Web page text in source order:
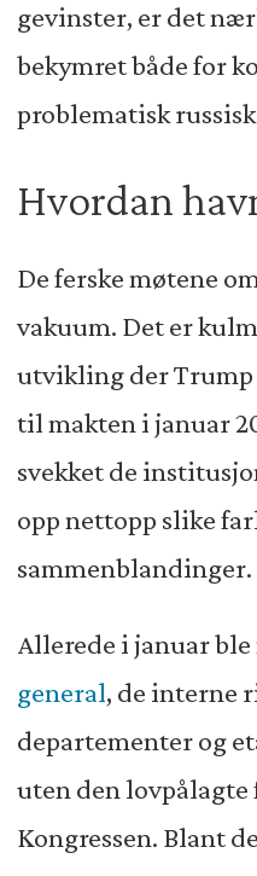
gevinster, er det
bekymret både for
problematisk
Hvordan
De ferske møtene
vakuum. Det er
utvikling der Trump
til makten i januar
svekket de
opp nettopp slike
sammenblandinger.
Allerede i januar ble
general, de interne
departementer og
uten den
Kongressen. Blant